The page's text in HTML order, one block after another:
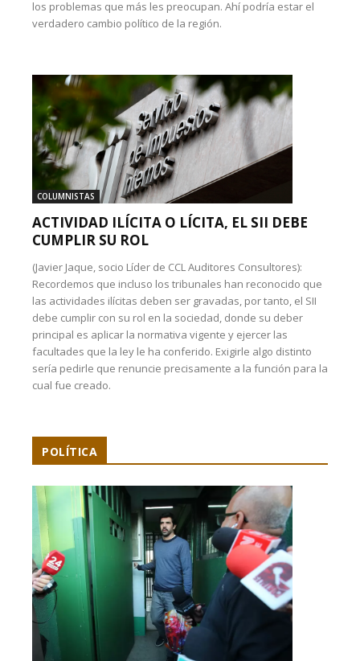
los problemas que más les preocupan. Ahí podría estar el
verdadero cambio político de la región.
COLUMNISTAS
ACTIVIDAD ILÍCITA O LÍCITA, EL SII DEBE
CUMPLIR SU ROL
(Javier Jaque, socio Líder de CCL Auditores Consultores):
Recordemos que incluso los tribunales han reconocido que
las actividades ilícitas deben ser gravadas, por tanto, el SII
debe cumplir con su rol en la sociedad, donde su deber
principal es aplicar la normativa vigente y ejercer las
facultades que la ley le ha conferido. Exigirle algo distinto
sería pedirle que renuncie precisamente a la función para la
cual fue creado.
POLÍTICA